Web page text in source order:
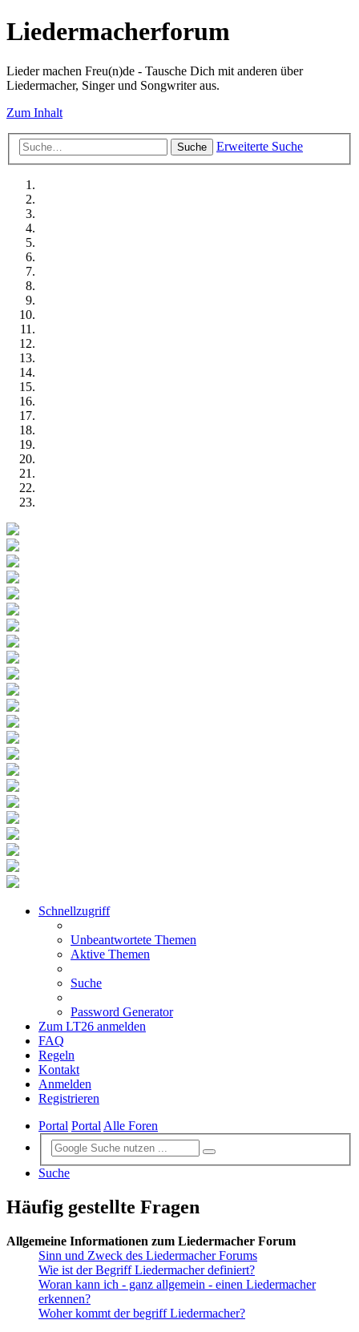
Liedermacherforum
Lieder machen Freu(n)de - Tausche Dich mit anderen über
Liedermacher, Singer und Songwriter aus.
Zum Inhalt
Suche Erweiterte Suche
Schnellzugriff
Unbeantwortete Themen
Aktive Themen
Suche
Password Generator
Zum LT26 anmelden
FAQ
Regeln
Kontakt
Anmelden
Registrieren
Portal PortalAlle Foren
Suche
Häufig gestellte Fragen
Allgemeine Informationen zum Liedermacher Forum
Sinn und Zweck des Liedermacher Forums
Wie ist der Begriff Liedermacher definiert?
Woran kann ich - ganz allgemein - einen Liedermacher
erkennen?
Woher kommt der begriff Liedermacher?